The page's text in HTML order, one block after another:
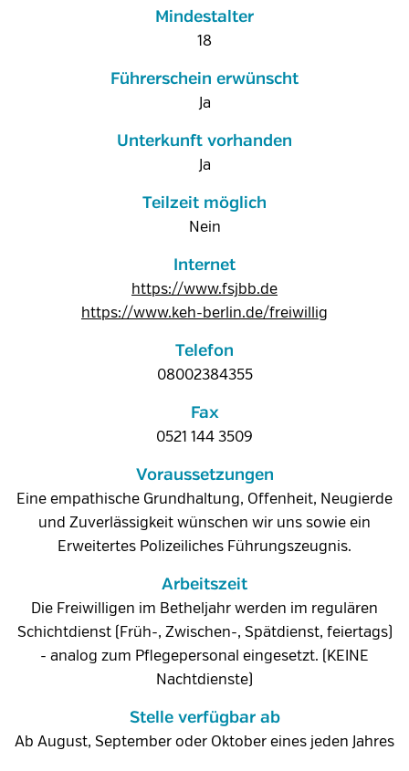
Mindestalter
18
Führerschein erwünscht
Ja
Unterkunft vorhanden
Ja
Teilzeit möglich
Nein
Internet
https://www.fsjbb.de
https://www.keh-berlin.de/freiwillig
Telefon
08002384355
Fax
0521 144 3509
Voraussetzungen
Eine empathische Grundhaltung, Offenheit, Neugierde
und Zuverlässigkeit wünschen wir uns sowie ein
Erweitertes Polizeiliches Führungszeugnis.
Arbeitszeit
Die Freiwilligen im Betheljahr werden im regulären
Schichtdienst (Früh-, Zwischen-, Spätdienst, feiertags)
- analog zum Pflegepersonal eingesetzt. (KEINE
Nachtdienste)
Stelle verfügbar ab
Ab August, September oder Oktober eines jeden Jahres